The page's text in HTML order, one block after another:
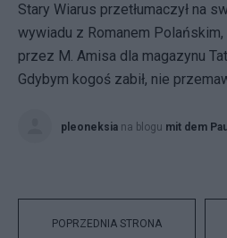
Stary Wiarus przetłumaczył na
wywiadu z Romanem
przez M. Amisa dla magazynu
Gdybym kogoś zabił, nie
pleoneksia na blogu mit dem
POPRZEDNIA STRONA